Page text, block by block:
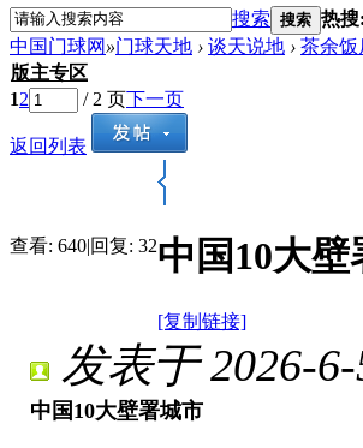
搜索 搜索 热搜:
中国门球网 »门球天地 › 谈天说地 › 茶余饭
版主专区
12 / 2 页下一页
返回列表
查看: 640|回复: 32中国10大壁
[复制链接]
发表于 2026-
中国10大壁署城市